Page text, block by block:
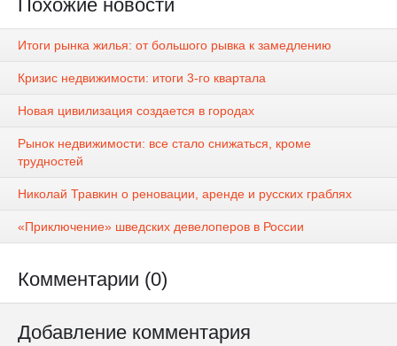
Похожие новости
Итоги рынка жилья: от большого рывка к замедлению
Кризис недвижимости: итоги 3-го квартала
Новая цивилизация создается в городах
Рынок недвижимости: все стало снижаться, кроме
трудностей
Николай Травкин о реновации, аренде и русских граблях
«Приключение» шведских девелоперов в России
Комментарии (0)
Добавление комментария